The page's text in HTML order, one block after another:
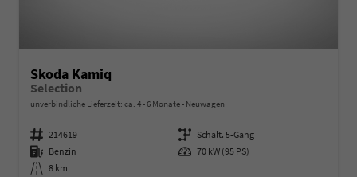
Skoda Kamiq
Selection
unverbindliche Lieferzeit: ca. 4 - 6 Monate Neuwagen
Fahrzeugnummer 214619 Getriebe Schalt. 5-Gang
Kraftstoff Benzin Leistung 70 kW (95 PS)
Kilometerstand 8 km